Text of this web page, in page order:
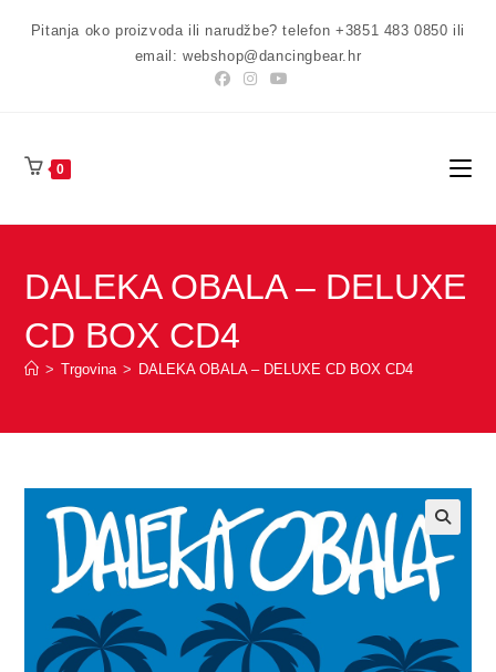
Pitanja oko proizvoda ili narudžbe? telefon +3851 483 0850 ili
email: webshop@dancingbear.hr
0
DALEKA OBALA – DELUXE
CD BOX CD4
> Trgovina > DALEKA OBALA – DELUXE CD BOX CD4